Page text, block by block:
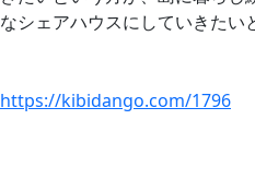
なシェアハウスにしていきたい
https://kibidango.com/1796